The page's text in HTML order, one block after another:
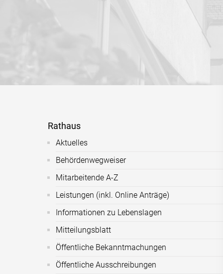
Rathaus
Aktuelles
Behördenwegweiser
Mitarbeitende A-Z
Leistungen (inkl. Online Anträge)
Informationen zu Lebenslagen
Mitteilungsblatt
Öffentliche Bekanntmachungen
Öffentliche Ausschreibungen